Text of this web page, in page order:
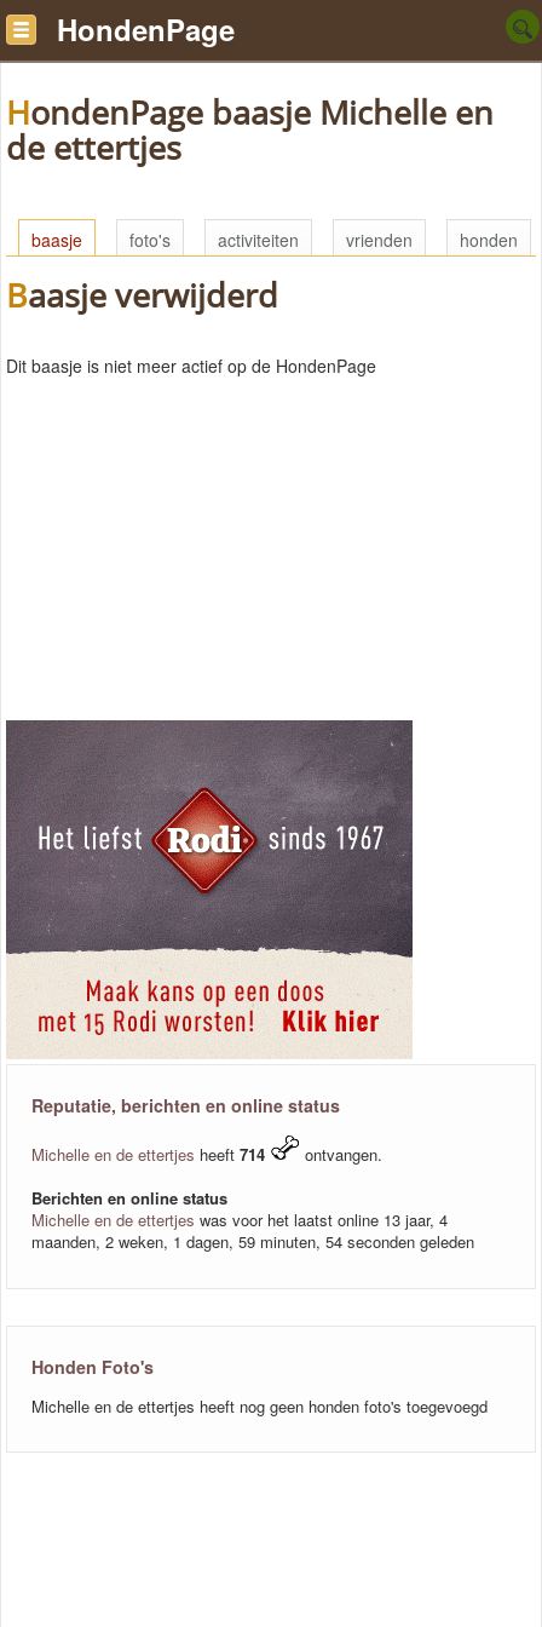
HondenPage
HondenPage baasje Michelle en
de ettertjes
baasje foto's activiteiten vrienden honden
Baasje verwijderd
Dit baasje is niet meer actief op de HondenPage
Reputatie, berichten en online status
Michelle en de ettertjes heeft 714
ontvangen.
Berichten en online status
Michelle en de ettertjes was voor het laatst online 13 jaar, 4
maanden, 2 weken, 1 dagen, 59 minuten, 54 seconden geleden
Honden Foto's
Michelle en de ettertjes heeft nog geen honden foto's toegevoegd